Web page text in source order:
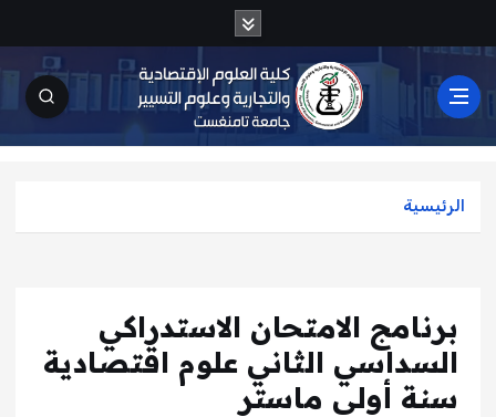
ز
الرئيسية
برنامج الامتحان الاستدراكي
السداسي الثاني علوم اقتصادية
سنة أولى ماستر